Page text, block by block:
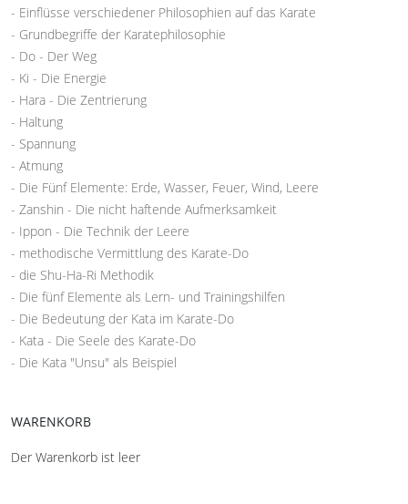
- Einflüsse verschiedener Philosophien auf das Karate
- Grundbegriffe der Karatephilosophie
- Do - Der Weg
- Ki - Die Energie
- Hara - Die Zentrierung
- Haltung
- Spannung
- Atmung
- Die Fünf Elemente: Erde, Wasser, Feuer, Wind, Leere
- Zanshin - Die nicht haftende Aufmerksamkeit
- Ippon - Die Technik der Leere
- methodische Vermittlung des Karate-Do
- die Shu-Ha-Ri Methodik
- Die fünf Elemente als Lern- und Trainingshilfen
- Die Bedeutung der Kata im Karate-Do
- Kata - Die Seele des Karate-Do
- Die Kata "Unsu" als Beispiel
WARENKORB
Der Warenkorb ist leer